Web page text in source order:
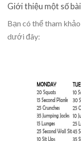
Giới thiệu một số
Bạn có thể tham
dưới đây: